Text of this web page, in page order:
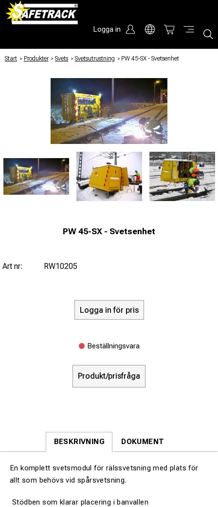
Logga in
Start / Produkter / Svets / Svetsutrustning / PW 45-SX - Svetsenhet
PW 45-SX - Svetsenhet
Art nr: RW10205
Logga in för pris
Beställningsvara
Produkt/prisfråga
BESKRIVNING DOKUMENT
En komplett svetsmodul för rälssvetsning med plats för
allt som behövs vid spårsvetsning.
Stödben som klarar placering i banvallen